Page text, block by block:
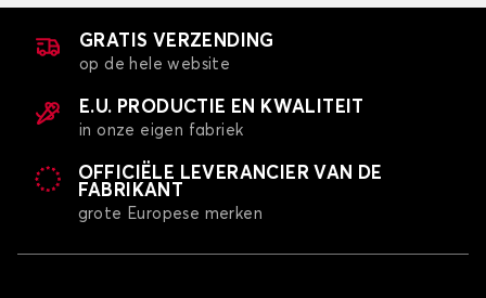
GRATIS VERZENDING
op de hele website
E.U. PRODUCTIE EN KWALITEIT
in onze eigen fabriek
OFFICIËLE LEVERANCIER VAN DE
FABRIKANT
grote Europese merken